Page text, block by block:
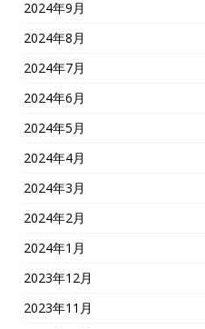
2024年9月
2024年8月
2024年7月
2024年6月
2024年5月
2024年4月
2024年3月
2024年2月
2024年1月
2023年12月
2023年11月